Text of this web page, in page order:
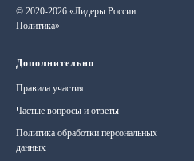
© 2020-2026 «Лидеры России.
Политика»
Дополнительно
Правила участия
Частые вопросы и ответы
Политика обработки персональных
данных